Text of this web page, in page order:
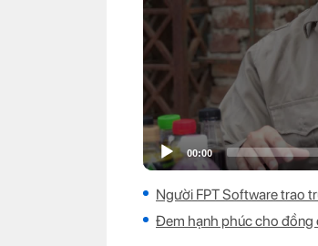
Người FPT Software trao
Đem hạnh phúc cho đồng